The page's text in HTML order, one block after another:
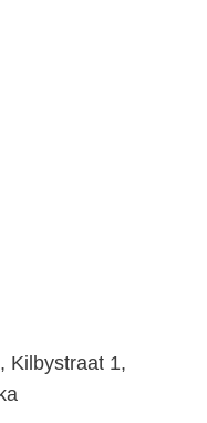
Kilbystraat 1,